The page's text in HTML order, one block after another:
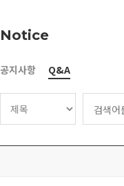
Notice
공지사항 Q&A